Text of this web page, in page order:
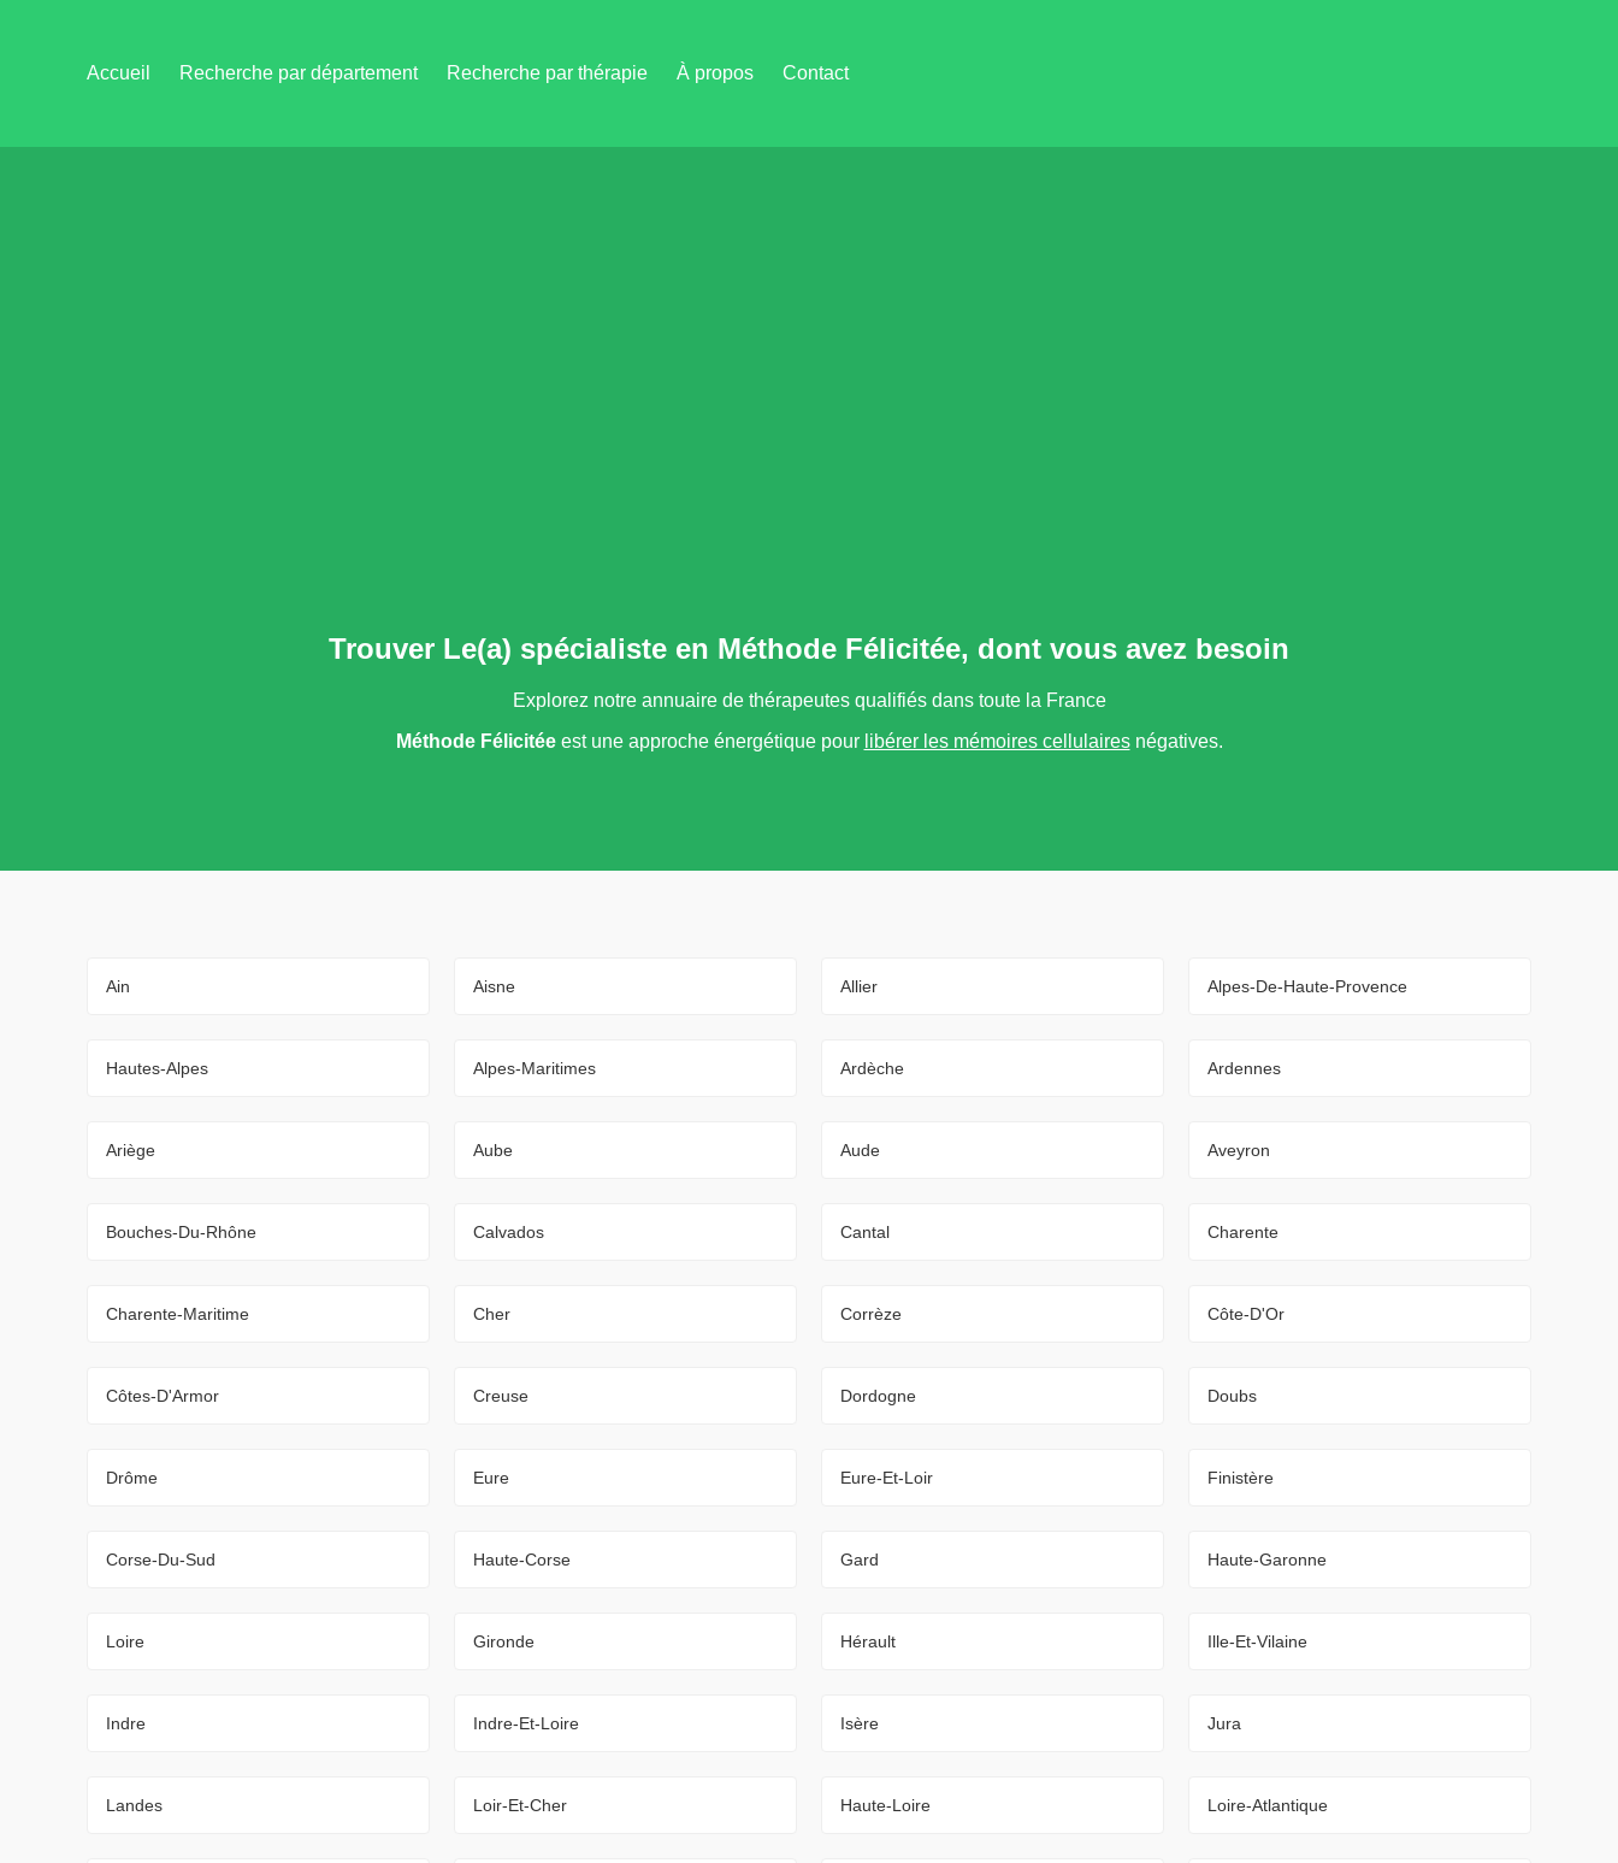
Accueil Recherche par département Recherche par thérapie À propos Contact
Trouver Le(a) spécialiste en Méthode Félicitée, dont vous avez besoin
Explorez notre annuaire de thérapeutes qualifiés dans toute la France
Méthode Félicitéeest une approche énergétique pour libérer les mémoires cellulairesnégatives.
Ain Aisne Allier Alpes-De-Haute-Provence
Hautes-Alpes Alpes-Maritimes Ardèche Ardennes
Ariège Aube Aude Aveyron
Bouches-Du-Rhône Calvados Cantal Charente
Charente-Maritime Cher Corrèze Côte-D'Or
Côtes-D'Armor Creuse Dordogne Doubs
Drôme Eure Eure-Et-Loir Finistère
Corse-Du-Sud Haute-Corse Gard Haute-Garonne
Loire Gironde Hérault Ille-Et-Vilaine
Indre Indre-Et-Loire Isère Jura
Landes Loir-Et-Cher Haute-Loire Loire-Atlantique